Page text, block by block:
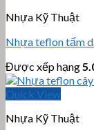
Nhựa Kỹ Thuật
Nhựa teflon tấm
Được xếp hạng
Quick View
Nhựa Kỹ Thuật